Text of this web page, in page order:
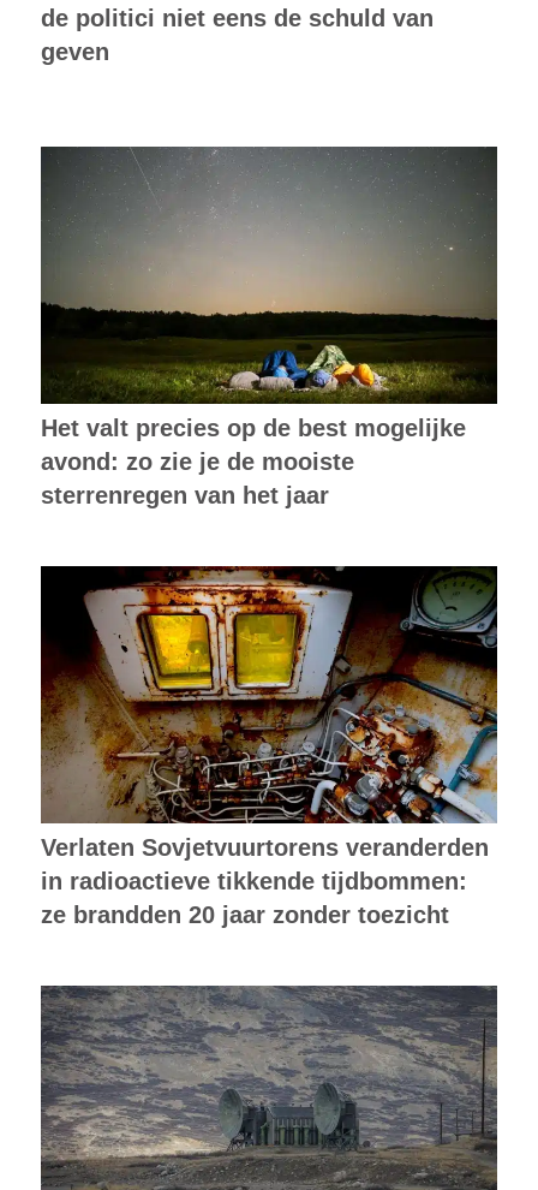
de politici niet eens de schuld van
geven
Het valt precies op de best mogelijke
avond: zo zie je de mooiste
sterrenregen van het jaar
Verlaten Sovjetvuurtorens veranderden
in radioactieve tikkende tijdbommen:
ze brandden 20 jaar zonder toezicht